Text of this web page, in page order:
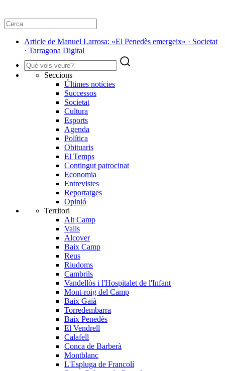
Article de Manuel Larrosa: «El Penedès emergeix» · Societat
· Tarragona Digital
Seccions
Últimes notícies
Successos
Societat
Cultura
Esports
Agenda
Política
Obituaris
El Temps
Contingut patrocinat
Economia
Entrevistes
Reportatges
Opinió
Territori
Alt Camp
Valls
Alcover
Baix Camp
Reus
Riudoms
Cambrils
Vandellòs i l'Hospitalet de l'Infant
Mont-roig del Camp
Baix Gaià
Torredembarra
Baix Penedès
El Vendrell
Calafell
Conca de Barberà
Montblanc
L'Espluga de Francolí